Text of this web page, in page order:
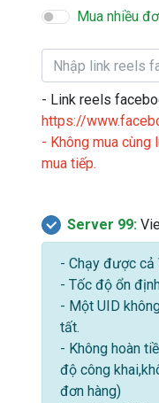
Mua nhiều
- Link reels
https://
- Không mua cùng
mua tiếp.
Server 99:
- Chạy được cả
- Tốc độ ổn
- Một UID
tất.
- Không hoàn
độ công
đơn hàng)